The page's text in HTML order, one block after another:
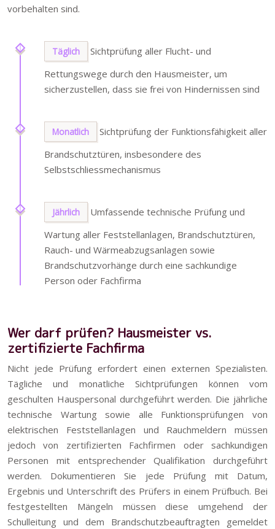
vorbehalten sind.
Täglich
Sichtprüfung aller Flucht- und
Rettungswege durch den Hausmeister, um
sicherzustellen, dass sie frei von Hindernissen sind
Monatlich
Sichtprüfung der Funktionsfähigkeit aller
Brandschutztüren, insbesondere des
Selbstschliessmechanismus
Jährlich
Umfassende technische Prüfung und
Wartung aller Feststellanlagen, Brandschutztüren,
Rauch- und Wärmeabzugsanlagen sowie
Brandschutzvorhänge durch eine sachkundige
Person oder Fachfirma
Wer darf prüfen? Hausmeister vs.
zertifizierte Fachfirma
Nicht jede Prüfung erfordert einen externen Spezialisten.
Tägliche und monatliche Sichtprüfungen können vom
geschulten Hauspersonal durchgeführt werden. Die jährliche
technische Wartung sowie alle Funktionsprüfungen von
elektrischen Feststellanlagen und Rauchmeldern müssen
jedoch von zertifizierten Fachfirmen oder sachkundigen
Personen mit entsprechender Qualifikation durchgeführt
werden. Dokumentieren Sie jede Prüfung mit Datum,
Ergebnis und Unterschrift des Prüfers in einem Prüfbuch. Bei
festgestellten Mängeln müssen diese umgehend der
Schulleitung und dem Brandschutzbeauftragten gemeldet